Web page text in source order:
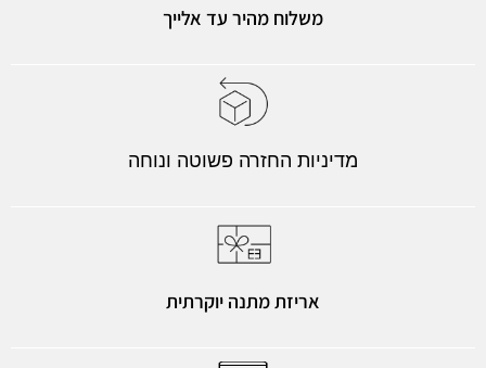
משלוח מהיר עד אלייך
מדיניות החזרה פשוטה ונוחה
אריזת מתנה יוקרתית